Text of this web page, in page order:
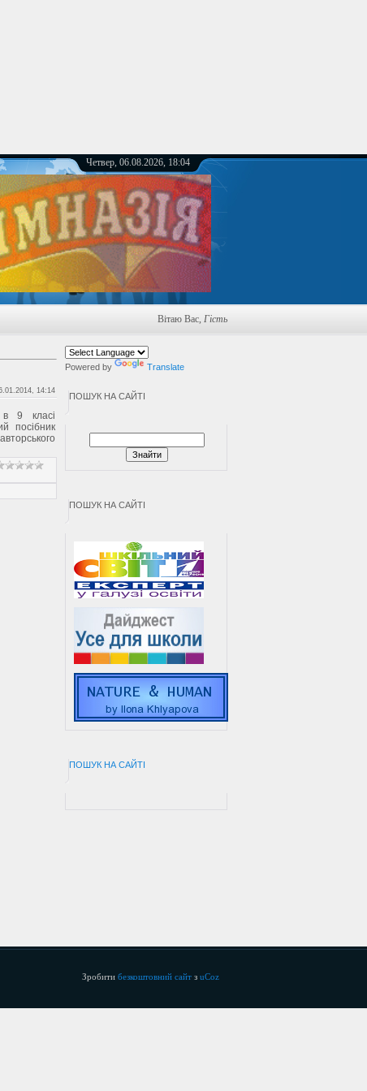
Четвер, 06.08.2026, 18:04
Вітаю Вас, Гість
Powered by Translate
ПОШУК НА САЙТІ
ПОШУК НА САЙТІ
ПОШУК НА САЙТІ
14:14
в 9 класі
посібник
Зробити безкоштовний сайт з uCoz